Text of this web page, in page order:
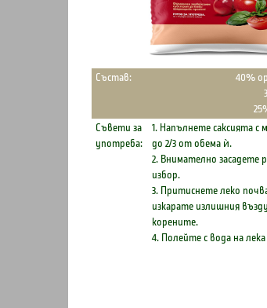
Състав:
40%
Съвети за
употреба:
1. Напълнете саксията
до 2/3 от обема ѝ.
2. Внимателно засадете
избор.
3. Притиснете леко
изкарате излишния
корените.
4. Полейте с вода на